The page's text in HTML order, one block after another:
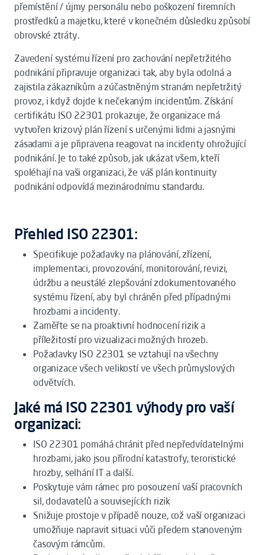
přemístění / újmy personálu nebo poškození firemních
prostředků a majetku, které v konečném důsledku způsobí
obrovské ztráty.
Zavedení systému řízení pro zachování nepřetržitého
podnikání připravuje organizaci tak, aby byla odolná a
zajistila zákazníkům a zúčastněným stranám nepřetržitý
provoz, i když dojde k nečekaným incidentům. Získání
certifikátu ISO 22301 prokazuje, že organizace má
vytvořen krizový plán řízení s určenými lidmi a jasnými
zásadami a je připravena reagovat na incidenty ohrožující
podnikání. Je to také způsob, jak ukázat všem, kteří
spoléhají na vaši organizaci, že váš plán kontinuity
podnikání odpovídá mezinárodnímu standardu.
Přehled ISO 22301:
Specifikuje požadavky na plánování, zřízení,
implementaci, provozování, monitorování, revizi,
údržbu a neustálé zlepšování zdokumentovaného
systému řízení, aby byl chráněn před případnými
hrozbami a incidenty.
Zaměřte se na proaktivní hodnocení rizik a
příležitostí pro vizualizaci možných hrozeb.
Požadavky ISO 22301 se vztahují na všechny
organizace všech velikostí ve všech průmyslových
odvětvích.
Jaké má ISO 22301 výhody pro vaší
organizaci:
ISO 22301 pomáhá chránit před nepředvídatelnými
hrozbami, jako jsou přírodní katastrofy, teroristické
hrozby, selhání IT a další.
Poskytuje vám rámec pro posouzení vaší pracovních
sil, dodavatelů a souvisejících rizik
Snižuje prostoje v případě nouze, což vaší organizaci
umožňuje napravit situaci vůči předem stanoveným
časovým rámcům.